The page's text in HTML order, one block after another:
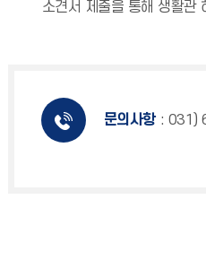
소견서 제출을 통해 생활관
문의사항 : 031)